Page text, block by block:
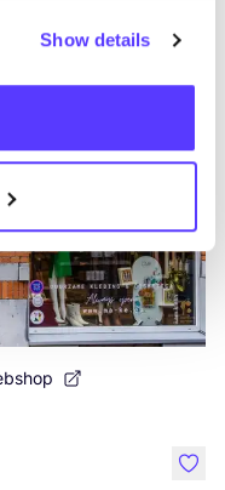
Show details
like